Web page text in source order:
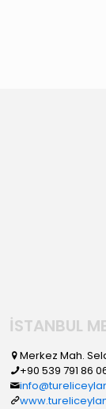
İSTANBUL
Merkez Mah.
+90 539 791 86